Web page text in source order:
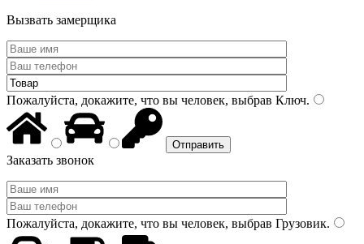
Вызвать замерщика
Пожалуйста, докажите, что вы человек, выбрав Ключ.
Заказать звонок
Пожалуйста, докажите, что вы человек, выбрав Грузовик.